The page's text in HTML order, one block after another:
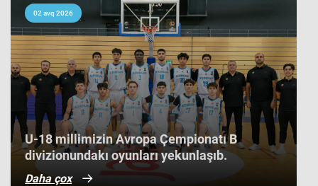
Bu nəticə Azərbaycan basketbol
tarixində bir ilk kimi də statistikaya
düşüb. İlk baxışda yarışın tam
mərkəzində qərarlaşmaq adi bir
nəticə kimi görünsə də,
komandamızın yer aldığı qrupun
ağırlığı və rəqiblərin səviyyəsi bu
nəticənin adi bir nəticə olmadığını
göstərir. Bunu qrup mərhələsində
qarşılaşdığımız komandaların
çempionatın sonundakı yekun
mövqeləri də aydın sübut edir. Belə ki,
qrupdakı ən güclü rəqibimiz olan
İsveç millisi çempionatın bürünc
02 avq 2026
U-18 millimizin Avropa Çempionatı B
divizionundakı oyunları yekunlaşıb.
Daha çox